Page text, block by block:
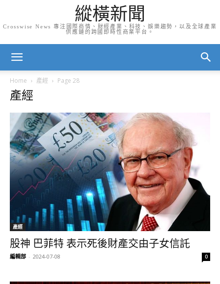
縱橫新聞
Crosswise News 專注國際商情、財經產業、科技、娛樂趨勢，以及全球產業
供應鏈的跨國即時性商業平台。
Home 產經 Page 28
產經
產經
股神 巴菲特 表示死後財產交由子女信託
編輯部 - 2024-07-08 0